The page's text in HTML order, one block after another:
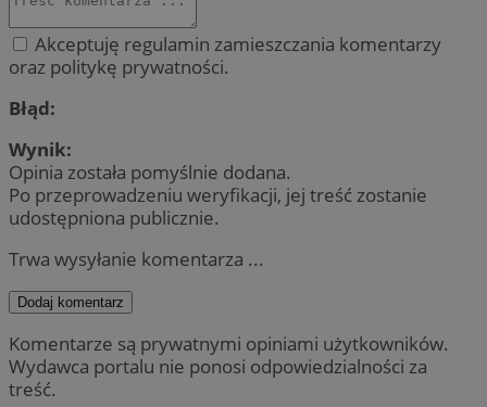
Akceptuję regulamin zamieszczania komentarzy
oraz politykę prywatności.
Błąd:
Wynik:
Opinia została pomyślnie dodana.
Po przeprowadzeniu weryfikacji, jej treść zostanie
udostępniona publicznie.
Trwa wysyłanie komentarza ...
Dodaj komentarz
Komentarze są prywatnymi opiniami użytkowników.
Wydawca portalu nie ponosi odpowiedzialności za
treść.